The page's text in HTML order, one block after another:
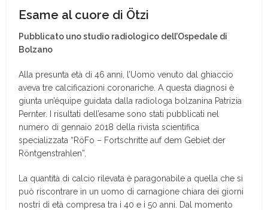
Esame al cuore di Ötzi
Pubblicato uno studio radiologico dell’Ospedale di
Bolzano
Alla presunta età di 46 anni, l’Uomo venuto dal ghiaccio
aveva tre calcificazioni coronariche. A questa diagnosi è
giunta un’équipe guidata dalla radiologa bolzanina Patrizia
Pernter. I risultati dell’esame sono stati pubblicati nel
numero di gennaio 2018 della rivista scientifica
specializzata “RöFo – Fortschritte auf dem Gebiet der
Röntgenstrahlen”.
La quantità di calcio rilevata è paragonabile a quella che si
può riscontrare in un uomo di carnagione chiara dei giorni
nostri di età compresa tra i 40 e i 50 anni. Dal momento